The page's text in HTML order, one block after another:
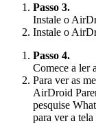
Passo 3.
Instale o
Instale o
Passo 4.
Comece a ler
Para ver as
AirDroid
pesquise
para ver a